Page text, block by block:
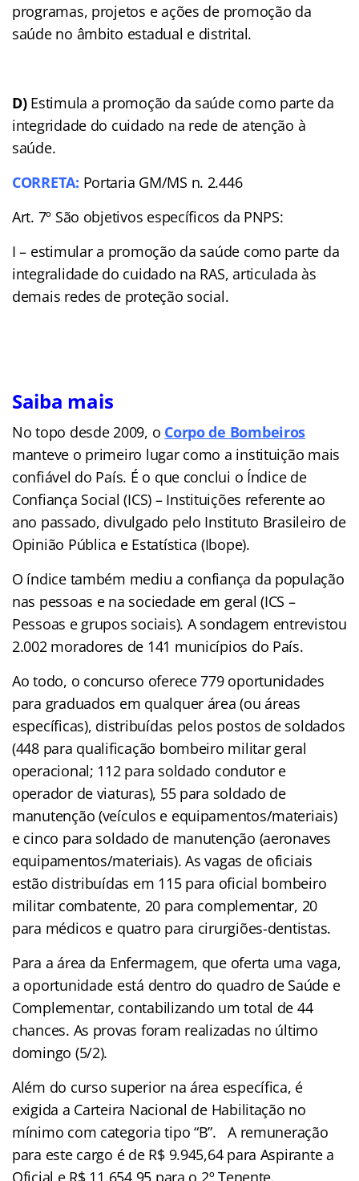
programas, projetos e ações de promoção da
saúde no âmbito estadual e distrital.
D)Estimula a promoção da saúde como parte da
integridade do cuidado na rede de atenção à
saúde.
CORRETA: Portaria GM/MS n. 2.446
Art. 7º São objetivos específicos da PNPS:
I – estimular a promoção da saúde como parte da
integralidade do cuidado na RAS, articulada às
demais redes de proteção social.
Saiba mais
No topo desde 2009, o Corpo de Bombeiros
manteve o primeiro lugar como a instituição mais
confiável do País. É o que conclui o Índice de
Confiança Social (ICS) – Instituições referente ao
ano passado, divulgado pelo Instituto Brasileiro de
Opinião Pública e Estatística (Ibope).
O índice também mediu a confiança da população
nas pessoas e na sociedade em geral (ICS –
Pessoas e grupos sociais). A sondagem entrevistou
2.002 moradores de 141 municípios do País.
Ao todo, o concurso oferece 779 oportunidades
para graduados em qualquer área (ou áreas
específicas), distribuídas pelos postos de soldados
(448 para qualificação bombeiro militar geral
operacional; 112 para soldado condutor e
operador de viaturas), 55 para soldado de
manutenção (veículos e equipamentos/materiais)
e cinco para soldado de manutenção (aeronaves
equipamentos/materiais). As vagas de oficiais
estão distribuídas em 115 para oficial bombeiro
militar combatente, 20 para complementar, 20
para médicos e quatro para cirurgiões-dentistas.
Para a área da Enfermagem, que oferta uma vaga,
a oportunidade está dentro do quadro de Saúde e
Complementar, contabilizando um total de 44
chances. As provas foram realizadas no último
domingo (5/2).
Além do curso superior na área específica, é
exigida a Carteira Nacional de Habilitação no
mínimo com categoria tipo “B”. A remuneração
para este cargo é de R$ 9.945,64 para Aspirante a
Oficial e R$ 11.654,95 para o 2º Tenente.